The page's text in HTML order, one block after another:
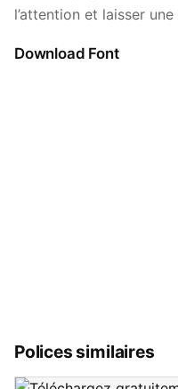
l’attention et laisser
Download Font
Polices similaires